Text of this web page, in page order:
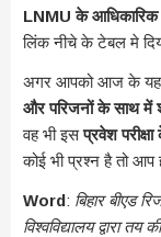
LNMU के आधिकारिक
लिंक नीचे के टेबल मे
अगर आपको आज के
और परिजनों के साथ में
वह भी इसप्रवेश
कोई भी प्रश्न है तो
Word: बिहार बीएड
विश्वविद्यालय द्वारा